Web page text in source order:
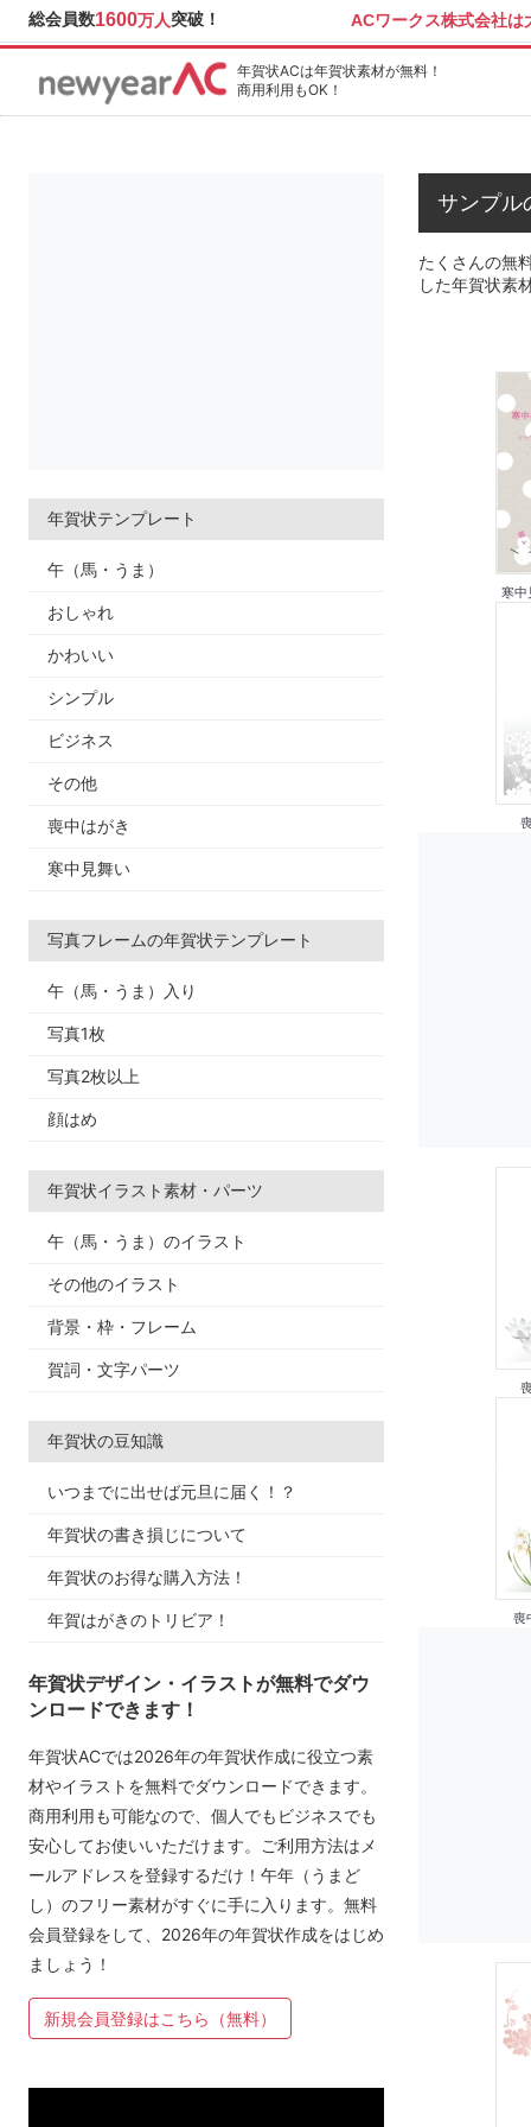
総会員数1600万人突破！ ACワークス株式会社は
年賀状ACは年賀状素材が無料！
商用利用もOK！
年賀状テンプレート
午（馬・うま）
おしゃれ
かわいい
シンプル
ビジネス
その他
喪中はがき
寒中見舞い
写真フレームの年賀状テンプレート
午（馬・うま）入り
写真1枚
写真2枚以上
顔はめ
年賀状イラスト素材・パーツ
午（馬・うま）のイラスト
その他のイラスト
背景・枠・フレーム
賀詞・文字パーツ
年賀状の豆知識
いつまでに出せば元旦に届く！？
年賀状の書き損じについて
年賀状のお得な購入方法！
年賀はがきのトリビア！
年賀状デザイン・イラストが無料でダウ
ンロードできます！
年賀状ACでは2026年の年賀状作成に役立つ素
材やイラストを無料でダウンロードできます。
商用利用も可能なので、個人でもビジネスでも
安心してお使いいただけます。ご利用方法はメ
ールアドレスを登録するだけ！午年（うまど
し）のフリー素材がすぐに手に入ります。無料
会員登録をして、2026年の年賀状作成をはじめ
ましょう！
新規会員登録はこちら（無料）
サンプル
たくさんの無
した年賀状素
寒中
喪